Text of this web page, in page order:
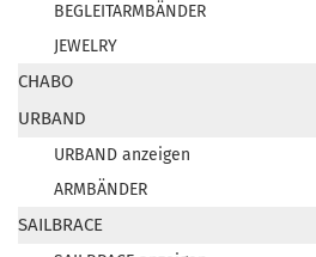
BEGLEITARMBÄNDER
JEWELRY
CHABO
URBAND
URBAND anzeigen
ARMBÄNDER
SAILBRACE